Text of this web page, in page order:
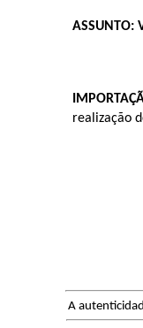
ASSUNTO:
realização
A